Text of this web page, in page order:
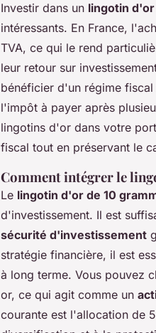
Investir dans un lingotin
intéressants. En France,
TVA, ce qui le rend
leur retour sur
bénéficier d'un régime
l'impôt à payer après
lingotins d'or dans votre
fiscal tout en préservant le
Comment intégrer le
Le lingotin d'or de 10
d'investissement. Il est
sécurité d'investissement
stratégie financière, il est
à long terme. Vous pouvez
or, ce qui agit comme un
courante est l'allocation de